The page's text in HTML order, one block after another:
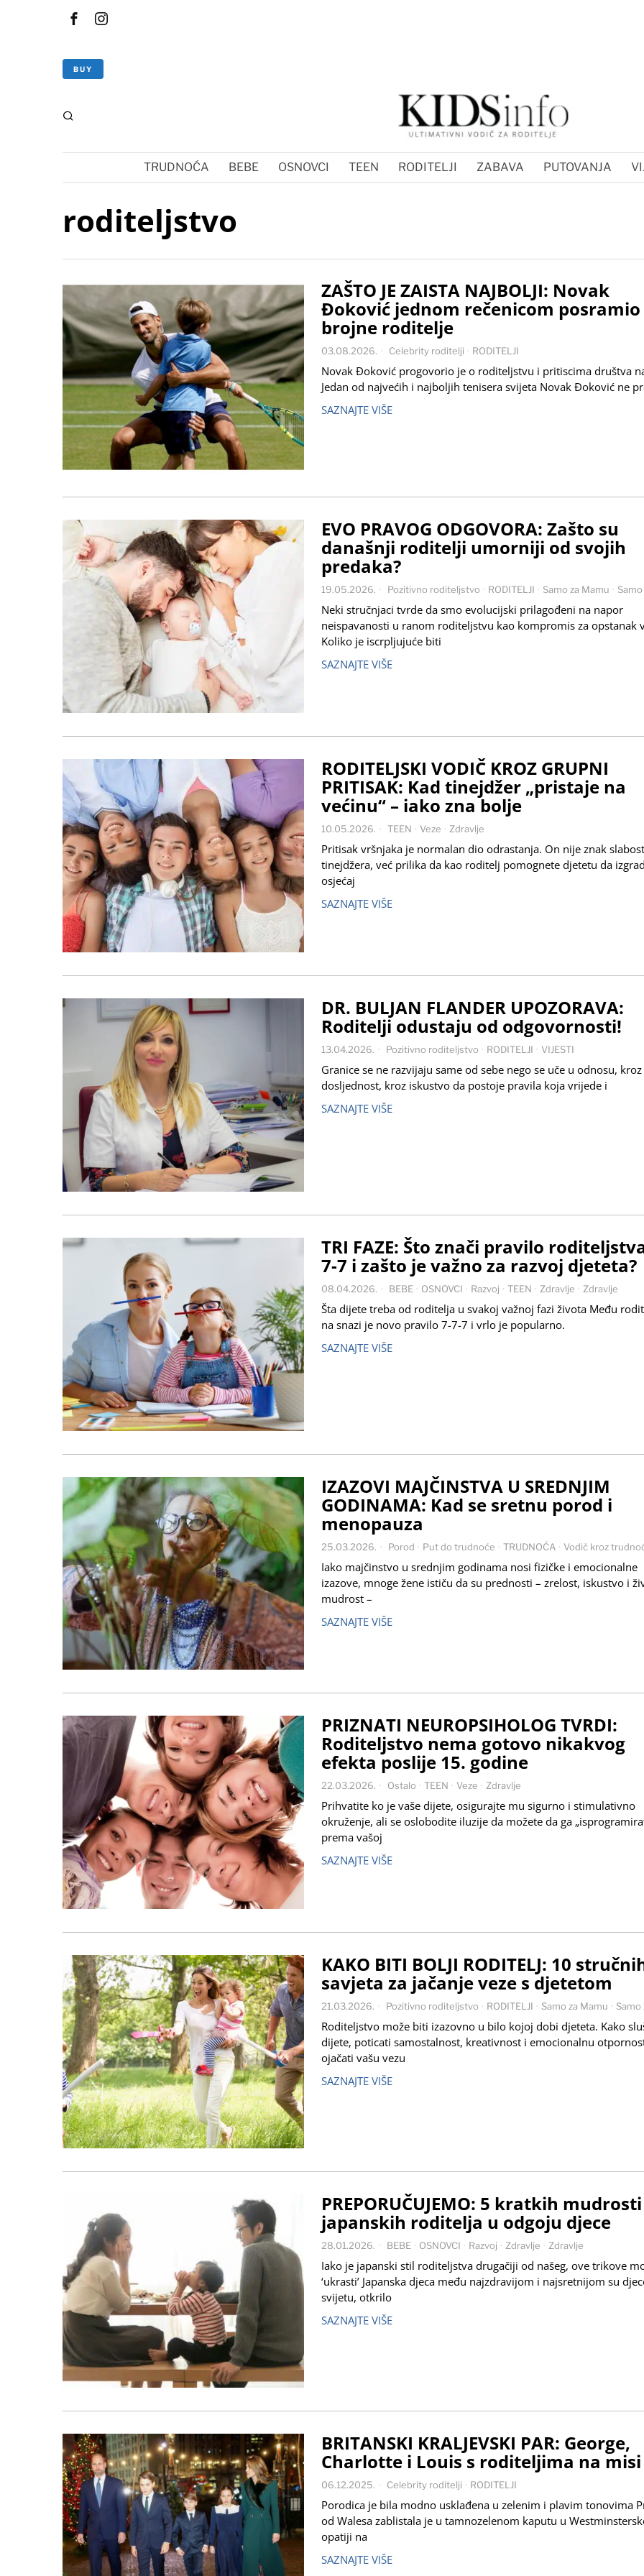
BUY
TRUDNOĆA BEBE OSNOVCI TEEN RODITELJI ZABAVA PUTOVANJA
roditeljstvo
ZAŠTO JE ZAISTA NAJBOLJI: Novak
Đoković jednom rečenicom posramio
brojne roditelje
03.08.2026. Celebrity roditelji · RODITELJI
Novak Đoković progovorio je o roditeljstvu i pritiscima društva
Jedan od najvećih i najboljih tenisera svijeta Novak Đoković ne
SAZNAJTE VIŠE
EVO PRAVOG ODGOVORA: Zašto su
današnji roditelji umorniji od svojih
predaka?
19.05.2026. Pozitivno roditeljstvo · RODITELJI · Samo za Mamu ·
Neki stručnjaci tvrde da smo evolucijski prilagođeni na napor
neispavanosti u ranom roditeljstvu kao kompromis za opstanak
Koliko je iscrpljujuće biti
SAZNAJTE VIŠE
RODITELJSKI VODIČ KROZ GRUPNI
PRITISAK: Kad tinejdžer „pristaje na
većinu“ – iako zna bolje
10.05.2026. TEEN · Veze · Zdravlje
Pritisak vršnjaka je normalan dio odrastanja. On nije znak
tinejdžera, već prilika da kao roditelj pomognete djetetu da
osjećaj
SAZNAJTE VIŠE
DR. BULJAN FLANDER UPOZORAVA:
Roditelji odustaju od odgovornosti!
13.04.2026. Pozitivno roditeljstvo · RODITELJI · VIJESTI
Granice se ne razvijaju same od sebe nego se uče u odnosu, kroz
dosljednost, kroz iskustvo da postoje pravila koja vrijede i
SAZNAJTE VIŠE
TRI FAZE: Što znači pravilo
7-7 i zašto je važno za razvoj djeteta?
08.04.2026. BEBE · OSNOVCI · Razvoj · TEEN · Zdravlje · Zdravlje
Šta dijete treba od roditelja u svakoj važnoj fazi života Među
na snazi je novo pravilo 7-7-7 i vrlo je popularno.
SAZNAJTE VIŠE
IZAZOVI MAJČINSTVA U SREDNJIM
GODINAMA: Kad se sretnu porod i
menopauza
25.03.2026. Porod · Put do trudnoće · TRUDNOĆA · Vodič kroz
Iako majčinstvo u srednjim godinama nosi fizičke i emocionalne
izazove, mnoge žene ističu da su prednosti – zrelost, iskustvo i
mudrost –
SAZNAJTE VIŠE
PRIZNATI NEUROPSIHOLOG TVRDI:
Roditeljstvo nema gotovo nikakvog
efekta poslije 15. godine
22.03.2026. Ostalo · TEEN · Veze · Zdravlje
Prihvatite ko je vaše dijete, osigurajte mu sigurno i stimulativno
okruženje, ali se oslobodite iluzije da možete da ga
prema vašoj
SAZNAJTE VIŠE
KAKO BITI BOLJI RODITELJ: 10
savjeta za jačanje veze s djetetom
21.03.2026. Pozitivno roditeljstvo · RODITELJI · Samo za Mamu · Samo
Roditeljstvo može biti izazovno u bilo kojoj dobi djeteta. Kako
dijete, poticati samostalnost, kreativnost i emocionalnu
ojačati vašu vezu
SAZNAJTE VIŠE
PREPORUČUJEMO: 5 kratkih mudrosti
japanskih roditelja u odgoju djece
28.01.2026. BEBE · OSNOVCI · Razvoj · Zdravlje · Zdravlje
Iako je japanski stil roditeljstva drugačiji od našeg, ove trikove
‘ukrasti’ Japanska djeca među najzdravijom i najsretnijom su
svijetu, otkrilo
SAZNAJTE VIŠE
BRITANSKI KRALJEVSKI PAR: George,
Charlotte i Louis s roditeljima na misi
06.12.2025. Celebrity roditelji · RODITELJI
Porodica je bila modno usklađena u zelenim i plavim tonovima
od Walesa zablistala je u tamnozelenom kaputu u
opatiji na
SAZNAJTE VIŠE